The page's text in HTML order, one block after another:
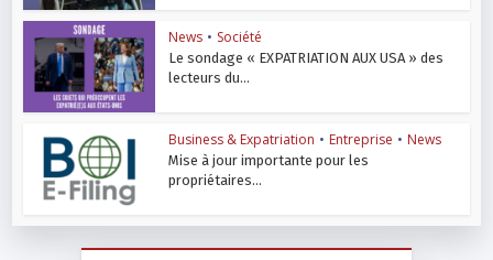
News • Société
Le sondage « EXPATRIATION AUX USA » des
lecteurs du...
Business & Expatriation • Entreprise • News
Mise à jour importante pour les
propriétaires...